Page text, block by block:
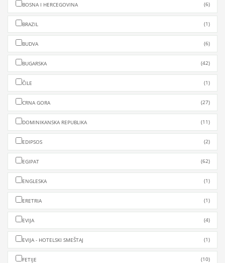
BOSNA I HERCEGOVINA (6)
BRAZIL (1)
BUDVA (6)
BUGARSKA (42)
ČILE (1)
CRNA GORA (27)
DOMINIKANSKA REPUBLIKA (11)
EDIPSOS (2)
EGIPAT (62)
ENGLESKA (1)
ERETRIA (1)
EVIJA (4)
EVIJA - HOTELSKI SMEŠTAJ (1)
FETIJE (10)